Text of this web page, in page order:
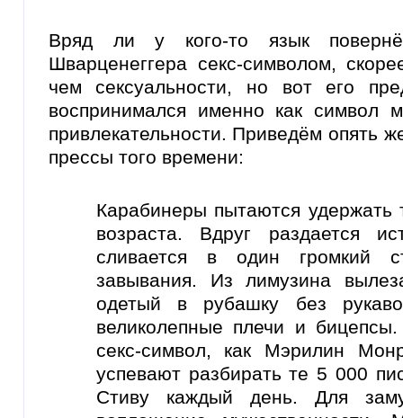
Вряд ли у кого-то язык
Шварценеггера секс-символом,
чем сексуальности, но вот его
воспринимался именно как символ
привлекательности. Приведём опять
прессы того времени:
Карабинеры пытаются удержать
возраста. Вдруг раздается
сливается в один громкий
завывания. Из лимузина
одетый в рубашку без
великолепные плечи и
секс-символ, как Мэрилин
успевают разбирать те 5 000
Стиву каждый день. Для